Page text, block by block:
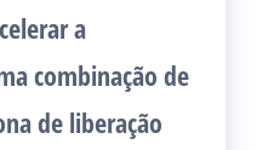
a
combinação de
de liberação